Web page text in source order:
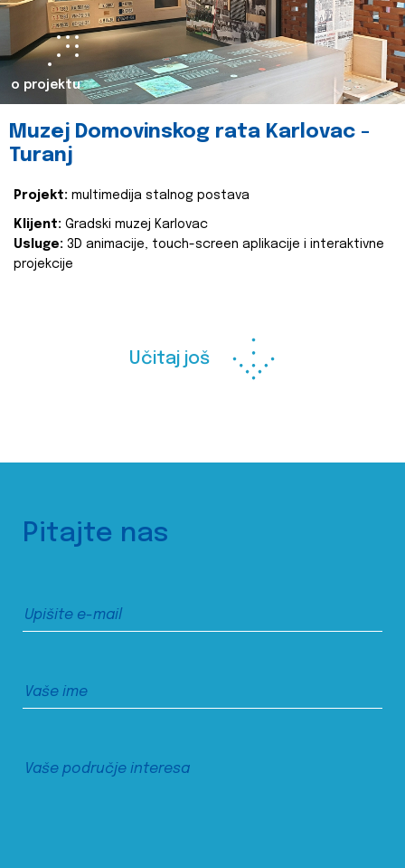
o projektu
Muzej Domovinskog rata Karlovac -
Turanj
Projekt: multimedija stalnog postava
Klijent: Gradski muzej Karlovac
Usluge: 3D animacije, touch-screen aplikacije i interaktivne
projekcije
Učitaj još
Pitajte nas